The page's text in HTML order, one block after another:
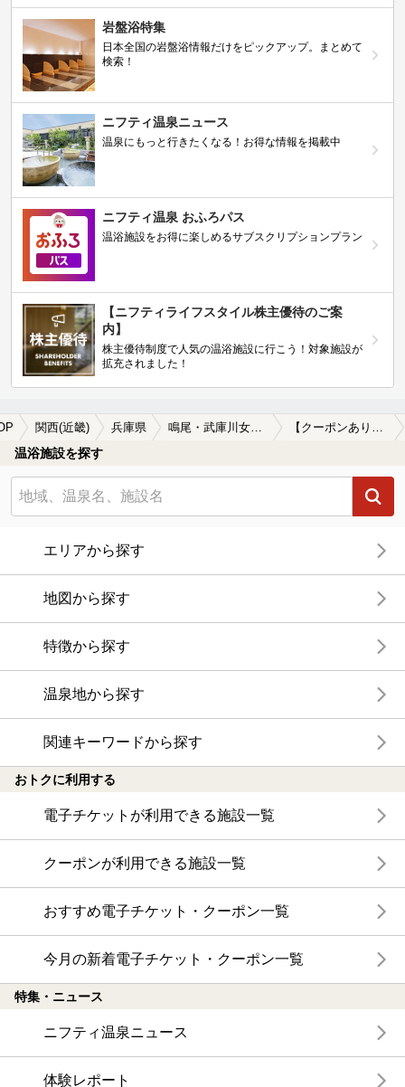
岩盤浴特集
日本全国の岩盤浴情報だけをピックアップ。まとめて
検索！
ニフティ温泉ニュース
温泉にもっと行きたくなる！お得な情報を掲載中
ニフティ温泉 おふろパス
温浴施設をお得に楽しめるサブスクリプションプラン
【ニフティライフスタイル株主優待のご案
内】
株主優待制度で人気の温浴施設に行こう！対象施設が
拡充されました！
関西(近畿) 兵庫県
温浴施設を探す
エリアから探す
地図から探す
特徴から探す
温泉地から探す
関連キーワードから探す
おトクに利用する
電子チケットが利用できる施設一覧
クーポンが利用できる施設一覧
おすすめ電子チケット・クーポン一覧
今月の新着電子チケット・クーポン一覧
特集・ニュース
ニフティ温泉ニュース
体験レポート